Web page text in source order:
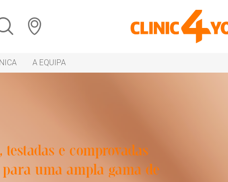
A EQUIPA
testadas e comprovadas
uma ampla gama de